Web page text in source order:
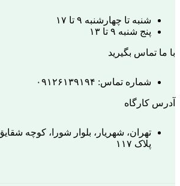
شنبه تا چهارشنبه ۹ تا ۱۷
پنج شنبه ۹ تا ۱۳
با ما تماس بگیرید
شماره تماس: ۰۹۱۲۶۱۳۹۱۹۴
آدرس کارگاه
تهران، شهریار، بلوار شورا، کوچه
پلاک ۱۱۷